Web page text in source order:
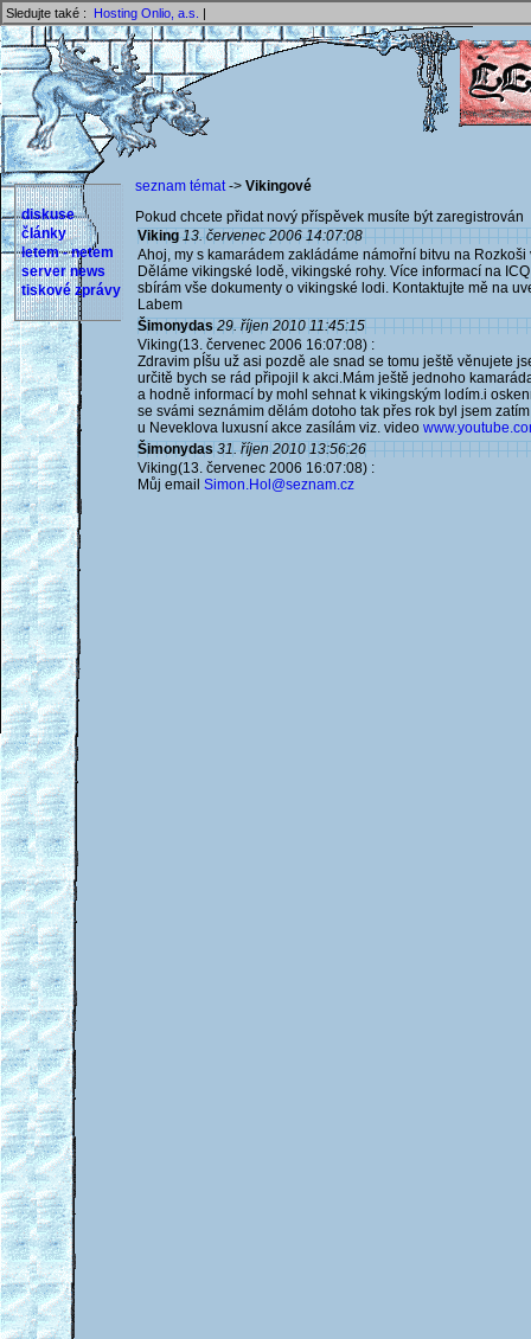
Sledujte také : Hosting Onlio, a.s. |
diskuse
články
letem - netem
server news
tiskové zprávy
seznam témat-> Vikingové
Pokud chcete přidat nový příspěvek musíte být
Viking 13. červenec 2006 14:07:08
Ahoj, my s kamarádem zakládáme námořní bitvu na
Děláme vikingské lodě, vikingské rohy. Více informací na
sbírám vše dokumenty o vikingské lodi. Kontaktujte mě na
Labem
Šimonydas 29. říjen 2010 11:45:15
Viking(13. červenec 2006 16:07:08) :
Zdravim pÍšu už asi pozdě ale snad se tomu ještě věnujete
určitě bych se rád připojil k akci.Mám ještě jednoho
a hodně informací by mohl sehnat k vikingským lodím.i
se svámi seznámim dělám dotoho tak přes rok byl jsem
u Neveklova luxusní akce zasílám viz. video
Šimonydas 31. říjen 2010 13:56:26
Viking(13. červenec 2006 16:07:08) :
Můj email Simon.Hol@seznam.cz